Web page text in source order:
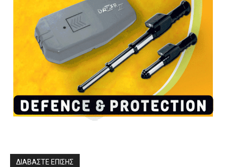
ΔΙΑΒΑΣΤΕ ΕΠΙΣΗΣ